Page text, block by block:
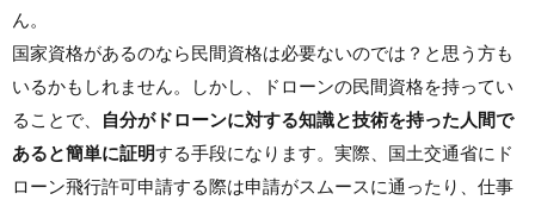
ん。
国家資格があるのなら民間資格は必要ないのでは？と思う方も
いるかもしれません。しかし、ドローンの民間資格を持ってい
ることで、
自分がドローンに対する知識と技術を持った人間で
あると簡単に証明する手段になります。実際、国土交通省にド
ローン飛行許可申請する際は申請がスムースに通ったり、仕事